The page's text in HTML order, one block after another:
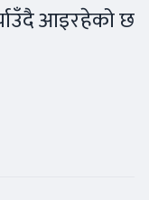
आइरहेको छ